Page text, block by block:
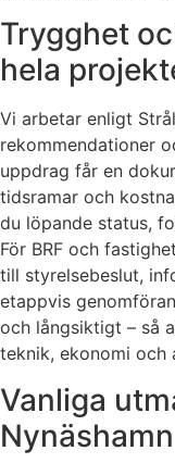
Trygghet
hela
Vi arbetar enligt
rekommendationer
uppdrag får en
tidsramar och
du löpande status,
För BRF och
till styrelsebeslut,
etappvis
och långsiktigt – så
teknik, ekonomi och
Vanliga
Nynäshamn